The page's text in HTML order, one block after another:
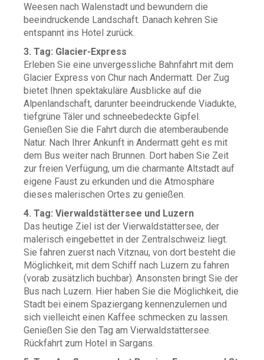
Weesen nach Walenstadt und bewundern die
beeindruckende Landschaft. Danach kehren Sie
entspannt ins Hotel zurück.
3. Tag: Glacier-Express
Erleben Sie eine unvergessliche Bahnfahrt mit dem
Glacier Express von Chur nach Andermatt. Der Zug
bietet Ihnen spektakuläre Ausblicke auf die
Alpenlandschaft, darunter beeindruckende Viadukte,
tiefgrüne Täler und schneebedeckte Gipfel.
Genießen Sie die Fahrt durch die atemberaubende
Natur. Nach Ihrer Ankunft in Andermatt geht es mit
dem Bus weiter nach Brunnen. Dort haben Sie Zeit
zur freien Verfügung, um die charmante Altstadt auf
eigene Faust zu erkunden und die Atmosphäre
dieses malerischen Ortes zu genießen.
4. Tag: Vierwaldstättersee und Luzern
Das heutige Ziel ist der Vierwaldstättersee, der
malerisch eingebettet in der Zentralschweiz liegt.
Sie fahren zuerst nach Vitznau, von dort besteht die
Möglichkeit, mit dem Schiff nach Luzern zu fahren
(vorab zusätzlich buchbar). Ansonsten bringt Sie der
Bus nach Luzern. Hier haben Sie die Möglichkeit, die
Stadt bei einem Spaziergang kennenzulernen und
sich vielleicht einen Kaffee schmecken zu lassen.
Genießen Sie den Tag am Vierwaldstättersee.
Rückfahrt zum Hotel in Sargans.